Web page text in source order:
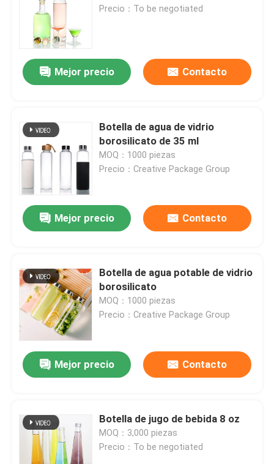
Precio：To be negotiated
Mejor precio Contacto
Botella de agua de vidrio
borosilicato de 35 ml
MOQ：1000 piezas
Precio：Creative Package Group
Mejor precio Contacto
Botella de agua potable de vidrio
borosilicato
MOQ：1000 piezas
Precio：Creative Package Group
Mejor precio Contacto
Botella de jugo de bebida 8 oz
MOQ：3,000 piezas
Precio：To be negotiated